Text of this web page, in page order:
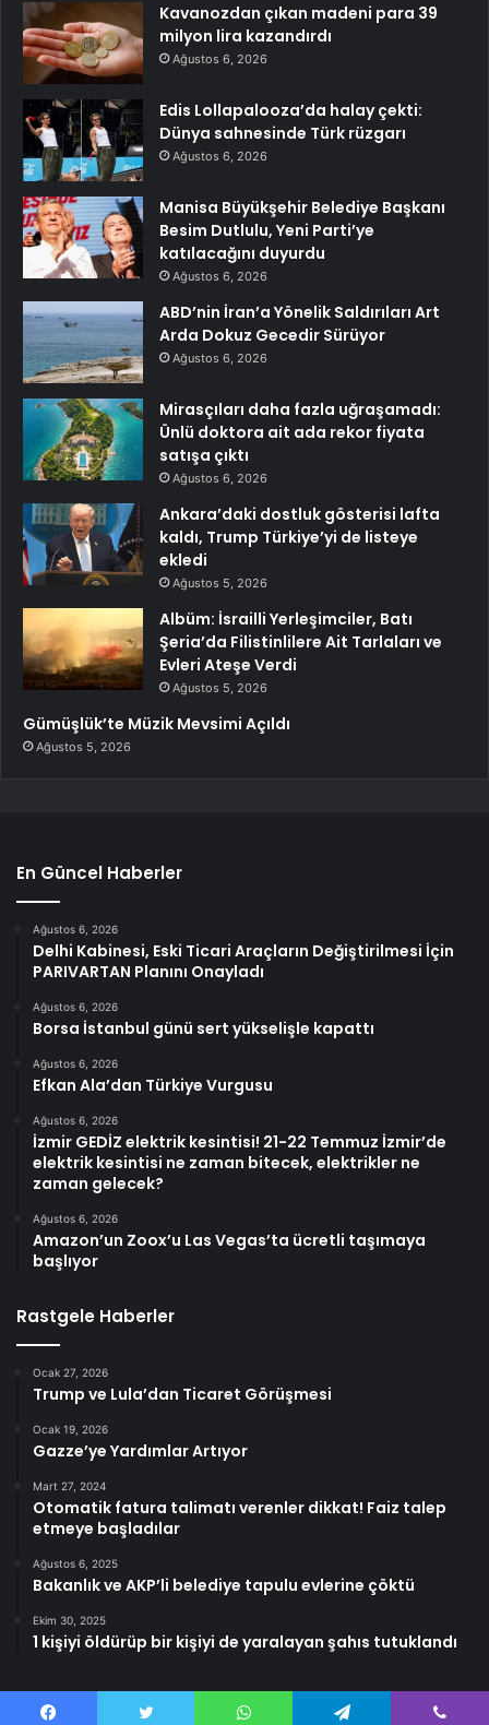
Kavanozdan çıkan madeni para 39
milyon lira kazandırdı
Ağustos 6, 2026
Edis Lollapalooza’da halay çekti:
Dünya sahnesinde Türk rüzgarı
Ağustos 6, 2026
Manisa Büyükşehir Belediye Başkanı
Besim Dutlulu, Yeni Parti’ye
katılacağını duyurdu
Ağustos 6, 2026
ABD’nin İran’a Yönelik Saldırıları Art
Arda Dokuz Gecedir Sürüyor
Ağustos 6, 2026
Mirasçıları daha fazla uğraşamadı:
Ünlü doktora ait ada rekor fiyata
satışa çıktı
Ağustos 6, 2026
Ankara’daki dostluk gösterisi lafta
kaldı, Trump Türkiye’yi de listeye
ekledi
Ağustos 5, 2026
Albüm: İsrailli Yerleşimciler, Batı
Şeria’da Filistinlilere Ait Tarlaları ve
Evleri Ateşe Verdi
Ağustos 5, 2026
Gümüşlük’te Müzik Mevsimi Açıldı
Ağustos 5, 2026
En Güncel Haberler
Ağustos 6, 2026
Delhi Kabinesi, Eski Ticari Araçların Değiştirilmesi İçin
PARIVARTAN Planını Onayladı
Ağustos 6, 2026
Borsa İstanbul günü sert yükselişle kapattı
Ağustos 6, 2026
Efkan Ala’dan Türkiye Vurgusu
Ağustos 6, 2026
İzmir GEDİZ elektrik kesintisi! 21-22 Temmuz İzmir’de
elektrik kesintisi ne zaman bitecek, elektrikler ne
zaman gelecek?
Ağustos 6, 2026
Amazon’un Zoox’u Las Vegas’ta ücretli taşımaya
başlıyor
Rastgele Haberler
Ocak 27, 2026
Trump ve Lula’dan Ticaret Görüşmesi
Ocak 19, 2026
Gazze’ye Yardımlar Artıyor
Mart 27, 2024
Otomatik fatura talimatı verenler dikkat! Faiz talep
etmeye başladılar
Ağustos 6, 2025
Bakanlık ve AKP’li belediye tapulu evlerine çöktü
Ekim 30, 2025
1 kişiyi öldürüp bir kişiyi de yaralayan şahıs tutuklandı